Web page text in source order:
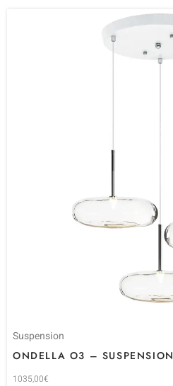
Suspension
ONDELLA O3 – SUSPENSION
1035,00€